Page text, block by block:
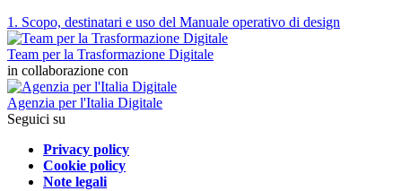
1. Scopo, destinatari e uso del Manuale operativo di design
Team per la Trasformazione Digitale
in collaborazione con
Agenzia per l'Italia Digitale
Seguici su
Privacy policy
Cookie policy
Note legali